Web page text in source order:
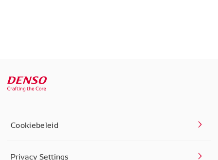
Cookiebeleid
Privacy Settings